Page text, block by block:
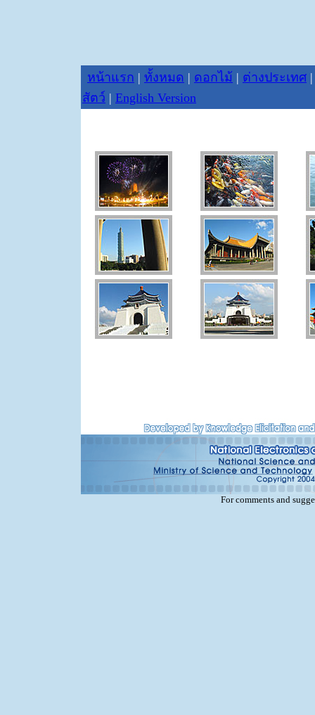
หน้าแรก | ทั้งหมด | ดอกไม้ | ต่างประเทศ
สัตว์ | English Version
For comments and